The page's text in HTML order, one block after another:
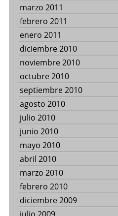
marzo 2011
febrero 2011
enero 2011
diciembre 2010
noviembre 2010
octubre 2010
septiembre 2010
agosto 2010
julio 2010
junio 2010
mayo 2010
abril 2010
marzo 2010
febrero 2010
diciembre 2009